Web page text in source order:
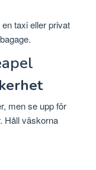
taxi eller privat
men se upp för
Håll väskorna